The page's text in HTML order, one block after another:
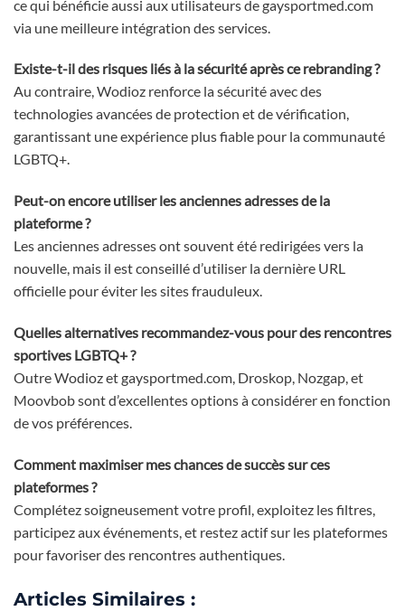
ce qui bénéficie aussi aux utilisateurs de gaysportmed.com
via une meilleure intégration des services.
Existe-t-il des risques liés à la sécurité après ce rebranding ?
Au contraire, Wodioz renforce la sécurité avec des
technologies avancées de protection et de vérification,
garantissant une expérience plus fiable pour la communauté
LGBTQ+.
Peut-on encore utiliser les anciennes adresses de la
plateforme ?
Les anciennes adresses ont souvent été redirigées vers la
nouvelle, mais il est conseillé d’utiliser la dernière URL
officielle pour éviter les sites frauduleux.
Quelles alternatives recommandez-vous pour des rencontres
sportives LGBTQ+ ?
Outre Wodioz et gaysportmed.com, Droskop, Nozgap, et
Moovbob sont d’excellentes options à considérer en fonction
de vos préférences.
Comment maximiser mes chances de succès sur ces
plateformes ?
Complétez soigneusement votre profil, exploitez les filtres,
participez aux événements, et restez actif sur les plateformes
pour favoriser des rencontres authentiques.
Articles Similaires :